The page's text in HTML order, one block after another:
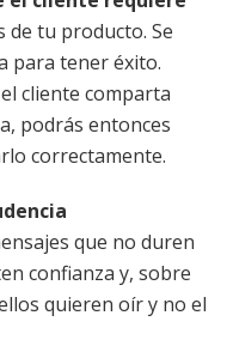
de tu producto. Se
para tener éxito.
cliente comparta
podrás entonces
correctamente.
que no duren
confianza y, sobre
quieren oír y no el